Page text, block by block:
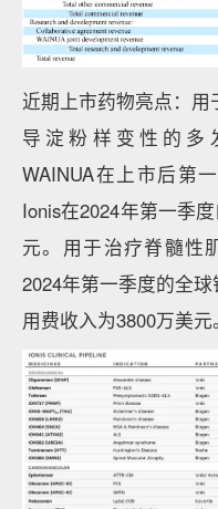
近期上市药物亮点：
导淀粉样变性的多
WAINUA在上市后第
Ionis在2024年第一季
元。用于治疗脊髓性
2024年第一季度的全
用费收入为3800万美元。